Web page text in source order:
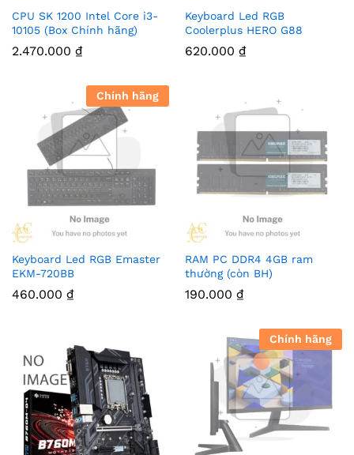
CPU SK 1200 Intel Core i3-
10105 (Box Chính hãng)
2.470.000 ₫
Keyboard Led RGB
Coolerplus HERO G88
620.000 ₫
Chính hãng
Keyboard Led RGB Emaster
EKM-720BB
460.000 ₫
RAM PC DDR4 4GB ram
thường (còn BH)
190.000 ₫
Chính hãng